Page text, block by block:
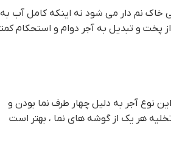
خاک نم دار می شود نه اینکه کامل آب به
نوع آجر به دلیل چهار طرف نما بودن و